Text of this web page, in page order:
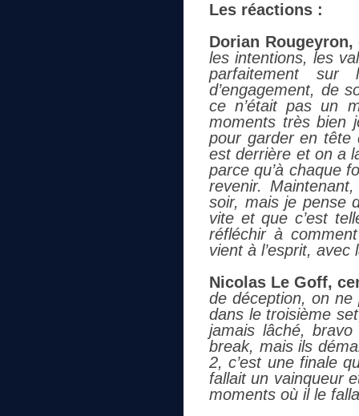
Les réactions :
Dorian
les intentions, les
parfaitement sur
d’engagement, de
ce n’était pas un
moments très bien
pour garder en tête
est derrière et on a
parce qu’à chaque
revenir.
soir, mais je pense
vite et que c’est
réfléchir à
vient à l’esprit, avec
Nicolas Le Goff,
de déception, on ne
dans le troisième
jamais lâché,
break, mais ils
2, c’est une finale
fallait un vainqueur
moments où il le